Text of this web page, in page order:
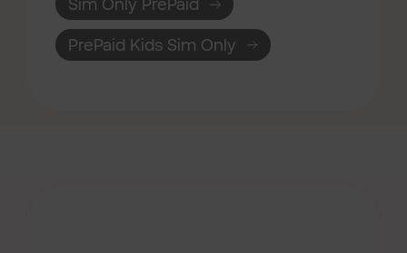
PrePaid Kids Sim Only